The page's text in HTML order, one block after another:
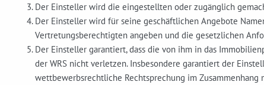
Der Einsteller wird die eingestellten oder zugänglich
Der Einsteller wird für seine geschäftlichen Angebote
Vertretungsberechtigten angeben und die gesetzlichen
Der Einsteller garantiert, dass die von ihm in das
der WRS nicht verletzen. Insbesondere garantiert der
wettbewerbsrechtliche Rechtsprechung im